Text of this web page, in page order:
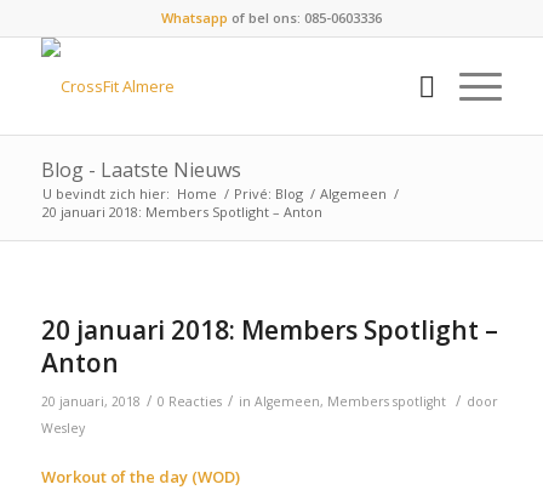
Whatsapp of bel ons: 085-0603336
Blog - Laatste Nieuws
U bevindt zich hier: Home / Privé: Blog / Algemeen /
20 januari 2018: Members Spotlight – Anton
20 januari 2018: Members Spotlight –
Anton
20 januari, 2018 / 0 Reacties / in Algemeen, Members spotlight / door
Wesley
Workout of the day (WOD)